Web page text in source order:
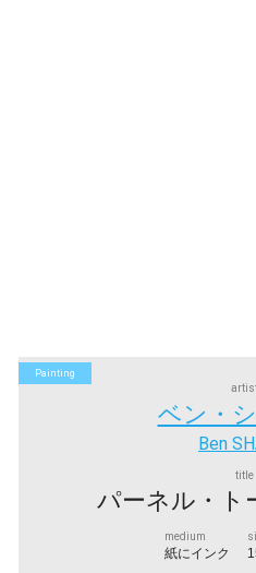
Painting
ベン・
Ben
title
パーネル・ト
medium
紙にインク